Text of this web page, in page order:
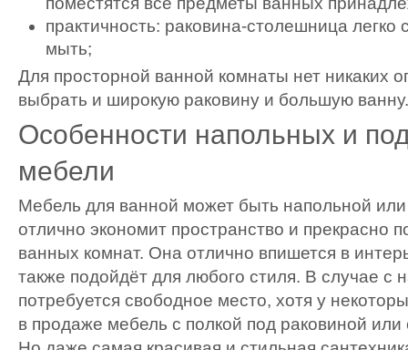
практичность: раковина-столешница
мыть;
Для просторной ванной комнаты нет никаких
выбрать и широкую раковину и большую ванну.
Особенности напольных и
мебели
Мебель для ванной может быть напольной
отлично экономит пространство и прекрасно
ванных комнат. Она отлично впишется в
также подойдёт для любого стиля. В случае с
потребуется свободное место, хотя у
в продаже мебель с полкой под раковиной